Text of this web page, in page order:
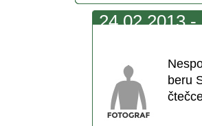
24.02.2013
beru